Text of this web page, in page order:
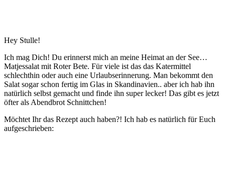
Hey Stulle!
Ich mag Dich! Du erinnerst mich an meine Heimat an der See…
Matjessalat mit Roter Bete. Für viele ist das das Katermittel
schlechthin oder auch eine Urlaubserinnerung. Man bekommt den
Salat sogar schon fertig im Glas in Skandinavien.. aber ich hab ihn
natürlich selbst gemacht und finde ihn super lecker! Das gibt es jetzt
öfter als Abendbrot Schnittchen!
Möchtet Ihr das Rezept auch haben?! Ich hab es natürlich für Euch
aufgeschrieben: